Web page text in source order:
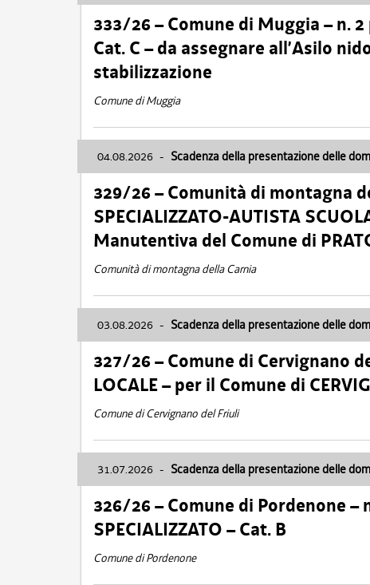
333/26 – Comune di Muggia – n.
Cat. C – da assegnare all’Asilo
stabilizzazione
Comune di Muggia
04.08.2026 - Scadenza della presentazione delle
329/26 – Comunità di montagna
SPECIALIZZATO-AUTISTA
Manutentiva del Comune di
Comunità di montagna della Carnia
03.08.2026 - Scadenza della presentazione delle
327/26 – Comune di Cervignano
LOCALE – per il Comune di
Comune di Cervignano del Friuli
31.07.2026 - Scadenza della presentazione delle
326/26 – Comune di Pordenone –
SPECIALIZZATO – Cat. B
Comune di Pordenone